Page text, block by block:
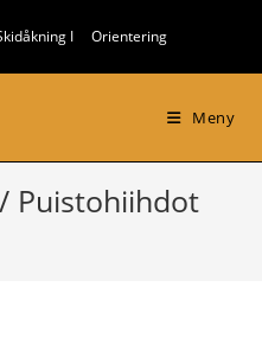
I Orientering
Meny
Puistohiihdot